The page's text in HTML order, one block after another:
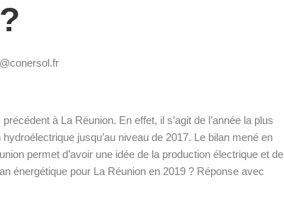
à La Réunion. En effet, il s’agit de l’année la plus
jusqu’au niveau de 2017. Le bilan mené en
permet d’avoir une idée de la production électrique et de
énergétique pour La Réunion en 2019 ? Réponse avec